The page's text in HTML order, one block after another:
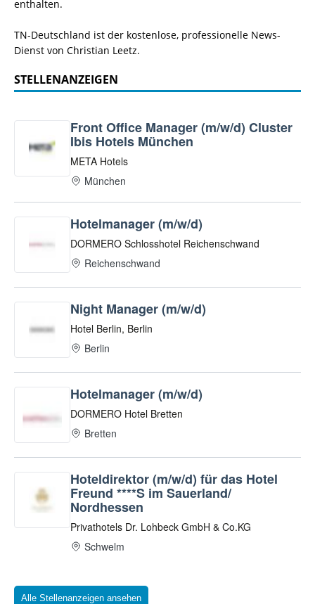
enthalten.
TN-Deutschland ist der kostenlose, professionelle News-
Dienst von Christian Leetz.
STELLENANZEIGEN
Alle Stellenanzeigen ansehen